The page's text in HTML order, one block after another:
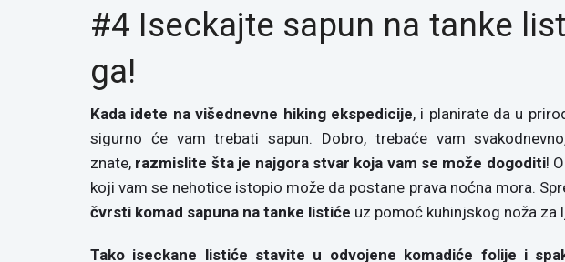
#4 Iseckajte sapun na tanke
ga!
Kada idete na višednevne hiking ekspedicije, i planirate da u
sigurno će vam trebati sapun. Dobro, trebaće vam
znate, razmislite šta je najgora stvar koja vam se može dogoditi!
koji vam se nehotice istopio može da postane prava noćna mora.
čvrsti komad sapuna na tanke listiće uz pomoć kuhinjskog noža za
Tako iseckane listiće stavite u odvojene komadiće folije i